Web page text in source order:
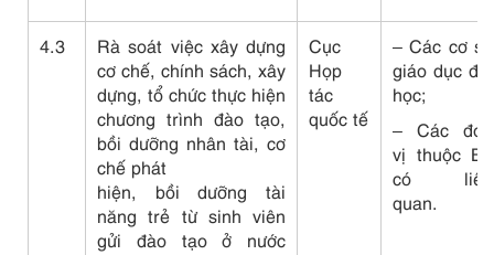
4.3
Rà soát việc xây dựng
cơ chế, chính sách, xây
dựng, tổ chức thực hiện
chương trình đào tạo,
bồi dưỡng nhân tài, cơ
chế phát
hiện, bồi dưỡng tài
năng trẻ từ sinh viên
gửi đào tạo ở nước
Cục
Họp
tác
quốc tế
– Các cơ sở
giáo dục đại
học;
– Các đơn
vị thuộc Bộ
có liên
quan.